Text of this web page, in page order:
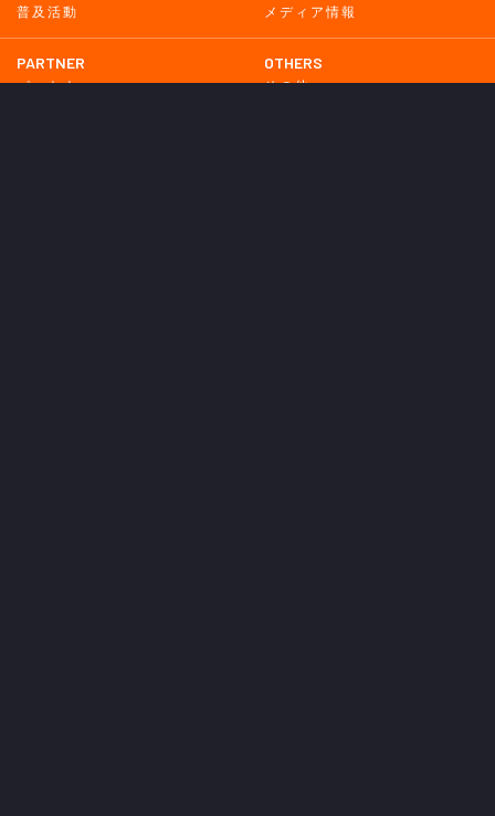
普及活動 メディア情報
PARTNER
パートナー
OTHERS
その他